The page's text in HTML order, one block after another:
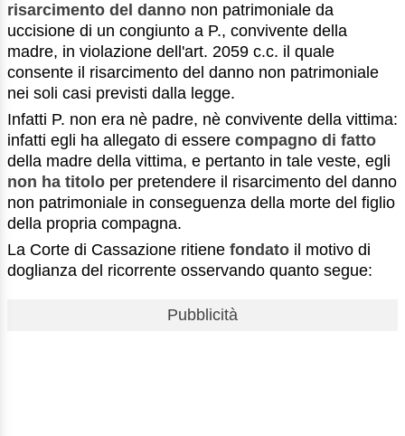
risarcimento del danno non patrimoniale da
uccisione di un congiunto a P., convivente della
madre, in violazione dell'art. 2059 c.c. il quale
consente il risarcimento del danno non patrimoniale
nei soli casi previsti dalla legge.
Infatti P. non era nè padre, nè convivente della vittima:
infatti egli ha allegato di essere compagno di fatto
della madre della vittima, e pertanto in tale veste, egli
non ha titolo per pretendere il risarcimento del danno
non patrimoniale in conseguenza della morte del figlio
della propria compagna.
La Corte di Cassazione ritiene fondato il motivo di
doglianza del ricorrente osservando quanto segue:
Pubblicità